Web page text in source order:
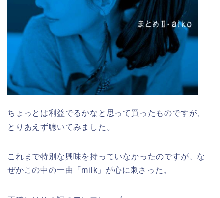
ちょっとは利益でるかなと思って買ったものですが、
とりあえず聴いてみました。
これまで特別な興味を持っていなかったのですが、な
ぜかこの中の一曲「milk」が心に刺さった。